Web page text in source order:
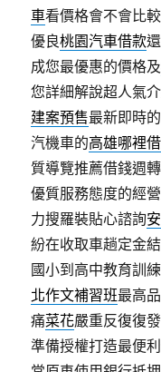
車看價格會不會比
優良桃園汽車借款
成您最優惠的價格及
您詳細解說超人氣
建案預售最新即時
汽機車的高雄哪裡
質導覽推薦借錢週
優質服務態度的經
力搜羅裝貼心諮詢
紛在收取車趟定金
國小到高中教育訓
北作文補習班最高
痛菜花嚴重反復復
準備授權打造最便